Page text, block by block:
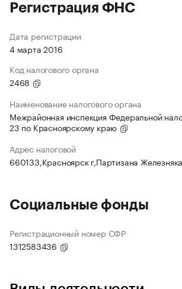
Регистрация ФНС
Дата регистрации
4 марта 2016
Код налогового органа
2468
Наименование налогового органа
Межрайонная инспекция Федеральной
23 по Красноярскому краю
Адрес налоговой
660133,Красноярск г,Партизана
Социальные фонды
Регистрационный номер СФР
1312583436